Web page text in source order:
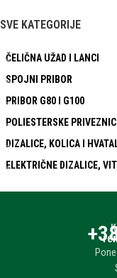
SVE KATEGORIJE
ČELIČNA UŽAD I LANCI
SPOJNI PRIBOR
PRIBOR G80 I G100
POLIESTERSKE
DIZALICE, KOLICA I
ELEKTRIČNE DIZALICE,